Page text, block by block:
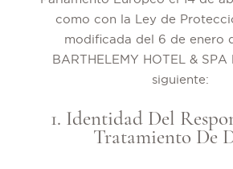
como con la Ley de
modificada del 6 de enero
BARTHELEMY HOTEL &
siguiente:
1. Identidad Del
Tratamiento De